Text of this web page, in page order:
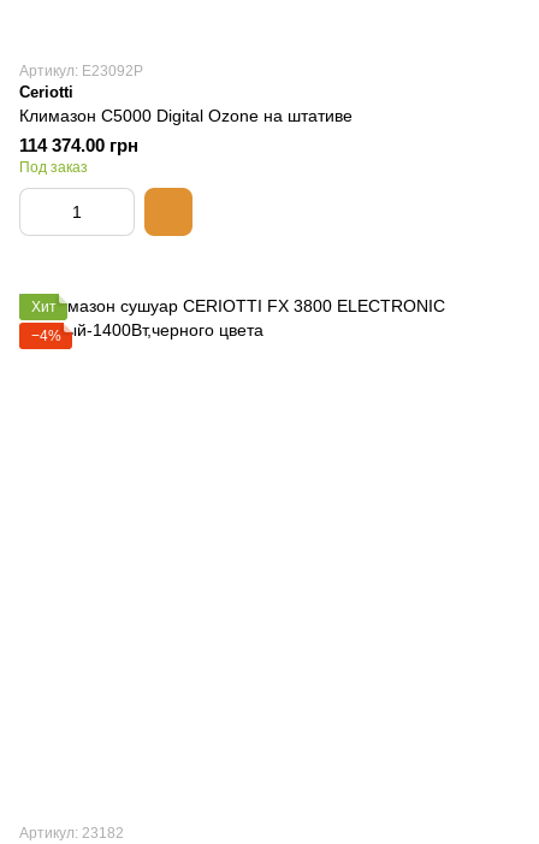
Артикул: E23092P
Ceriotti
Климазон C5000 Digital Ozone на штативе
114 374.00 грн
Под заказ
Хит
−4%
Артикул: 23182